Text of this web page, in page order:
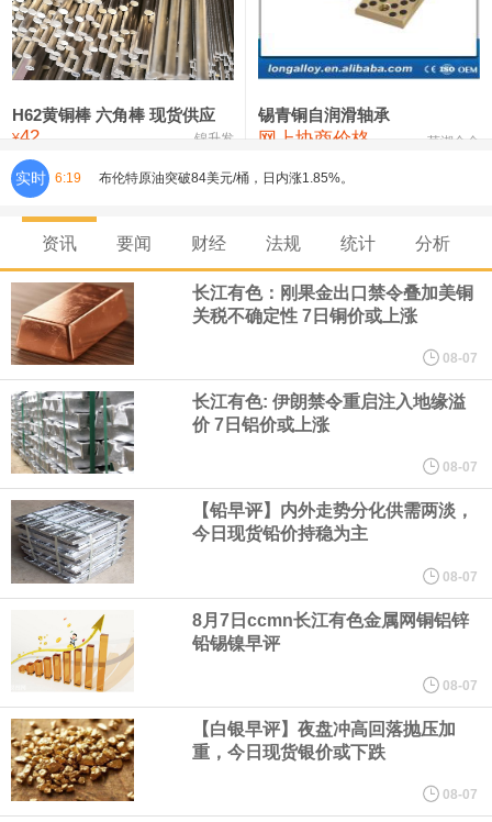
铸造铝合金锭(ZLD104) 24,300—24,500 24,400
压铸锌合金锭 26,500—26,700
氯化镍 38,300—40,300 39,300 0
H62黄铜棒 六角棒 现货供应
¥42 锦升发
锡青铜自润滑轴承
网上协商价格 芜湖合金
实时 6:19 布伦特原油突破84美元/桶，日内涨1.85%。
美联储穆萨莱姆：在最近一次联邦公开市场委员会（FOMC）会议
上，我倾向于加息。 通胀维持在目标水平上方的概率有所上升。
美联储穆萨莱姆：供给与需求端均出现通胀上行压力，若各类冲击
消退，通胀有望回落至 2%。 一年后通胀可能企稳于 2.5%‑3% 甚至
更高水平。
据CME“美联储观察”：美联储到9月维持利率不变的概率为45%，累
计加息25个基点的概率为55%。美联储到10月维持利率不变的概率
为31%，累计加息25个基点的概率为51.9%，累计加息50个基点的
概率为17.1%。
中国物流与采购联合会今天（7日）公布7月份中国仓储指数。指数
连续两个月运行在50%以上的扩张区间。总体来看，仓储行业在季
资讯 要闻 财经 法规 统计 分析
长江有色：刚果金出口禁令叠加美铜
关税不确定性 7日铜价或上涨
08-07
长江有色: 伊朗禁令重启注入地缘溢
价 7日铝价或上涨
08-07
【铅早评】内外走势分化供需两淡，
今日现货铅价持稳为主
08-07
8月7日ccmn长江有色金属网铜铝锌
铅锡镍早评
08-07
【白银早评】夜盘冲高回落抛压加
重，今日现货银价或下跌
08-07